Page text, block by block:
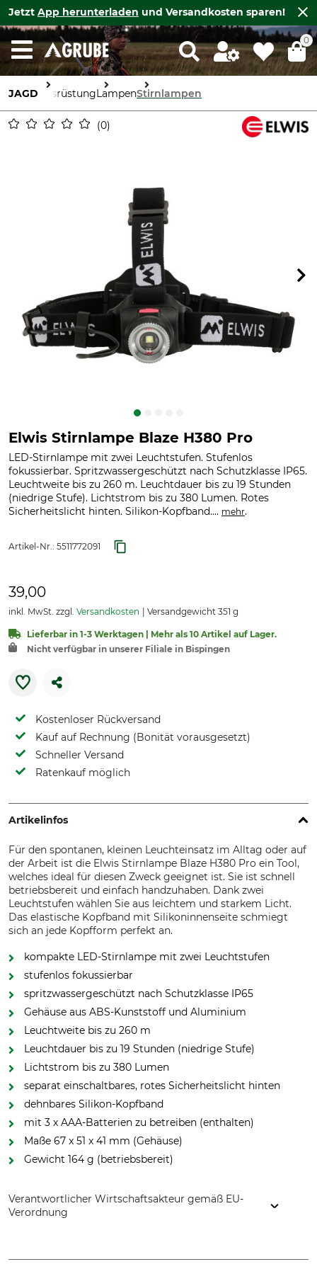
Jetzt App herunterladen und Versandkosten sparen!
0
JAGD AusrüstungLampenStirnlampen
0
Elwis Stirnlampe Blaze H380 Pro
LED-Stirnlampe mit zwei Leuchtstufen. Stufenlos
fokussierbar. Spritzwassergeschützt nach Schutzklasse IP65.
Leuchtweite bis zu 260 m. Leuchtdauer bis zu 19 Stunden
(niedrige Stufe). Lichtstrom bis zu 380 Lumen. Rotes
Sicherheitslicht hinten. Silikon-Kopfband.... mehr.
Artikel-Nr.: 5511772091
39,00
inkl. MwSt. zzgl. Versandkosten Versandgewicht 351 g
Lieferbar in 1-3 Werktagen | Mehr als 10 Artikel auf Lager.
Nicht verfügbar in unserer Filiale in Bispingen
Kostenloser Rückversand
Kauf auf Rechnung (Bonität vorausgesetzt)
Schneller Versand
Ratenkauf möglich
Artikelinfos
Für den spontanen, kleinen Leuchteinsatz im Alltag oder auf
der Arbeit ist die Elwis Stirnlampe Blaze H380 Pro ein Tool,
welches ideal für diesen Zweck geeignet ist. Sie ist schnell
betriebsbereit und einfach handzuhaben. Dank zwei
Leuchtstufen wählen Sie aus leichtem und starkem Licht.
Das elastische Kopfband mit Silikoninnenseite schmiegt
sich an jede Kopfform perfekt an.
kompakte LED-Stirnlampe mit zwei Leuchtstufen
stufenlos fokussierbar
spritzwassergeschützt nach Schutzklasse IP65
Gehäuse aus ABS-Kunststoff und Aluminium
Leuchtweite bis zu 260 m
Leuchtdauer bis zu 19 Stunden (niedrige Stufe)
Lichtstrom bis zu 380 Lumen
separat einschaltbares, rotes Sicherheitslicht hinten
dehnbares Silikon-Kopfband
mit 3 x AAA-Batterien zu betreiben (enthalten)
Maße 67 x 51 x 41 mm (Gehäuse)
Gewicht 164 g (betriebsbereit)
Verantwortlicher Wirtschaftsakteur gemäß EU-
Verordnung
www.elwislighting.com